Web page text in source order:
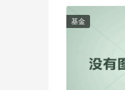
基金